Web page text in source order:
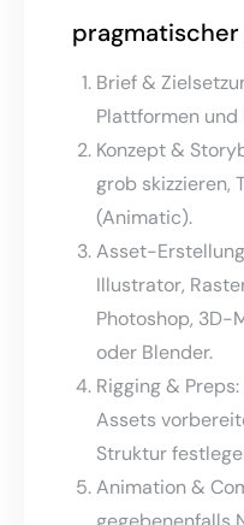
Brief &
Plattformen und
Konzept &
grob skizzieren,
(Animatic).
Asset-
Illustrator,
Photoshop, 3D-
oder Blender.
Rigging &
Assets
Struktur
Animation &